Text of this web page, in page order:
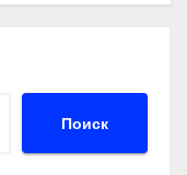
Поиск